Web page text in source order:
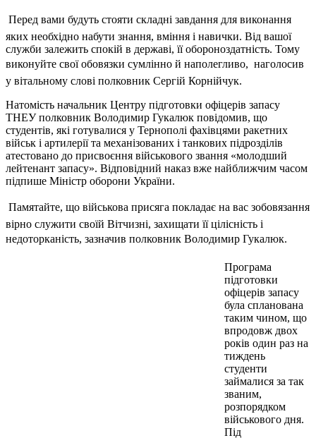
 Перед вами будуть стояти складні завдання для виконання
яких необхідно набути знання, вміння і навички. Від вашої
служби залежить спокій в державі, її обороноздатність. Тому
виконуйте свої обовязки сумлінно й наполегливо,  наголосив
у вітальному слові полковник Сергій Корнійчук.
Натомість начальник Центру підготовки офіцерів запасу
ТНЕУ полковник Володимир Гукалюк повідомив, що
студентів, які готувалися у Тернополі фахівцями ракетних
військ і артилерії та механізованих і танкових підрозділів
атестовано до присвоєння військового звання «молодший
лейтенант запасу». Відповідний наказ вже найближчим часом
підпише Міністр оборони України.
 Памятайте, що військова присяга покладає на вас зобовязання
вірно служити своїй Вітчизні, захищати її цілісність і
недоторканість, зазначив полковник Володимир Гукалюк.
Програма
підготовки
офіцерів запасу
була спланована
таким чином, що
впродовж двох
років один раз на
тиждень
студенти
займалися за так
званим,
розпорядком
військового дня.
Під